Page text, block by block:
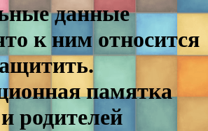
данные
к ним относится
памятка
родителей